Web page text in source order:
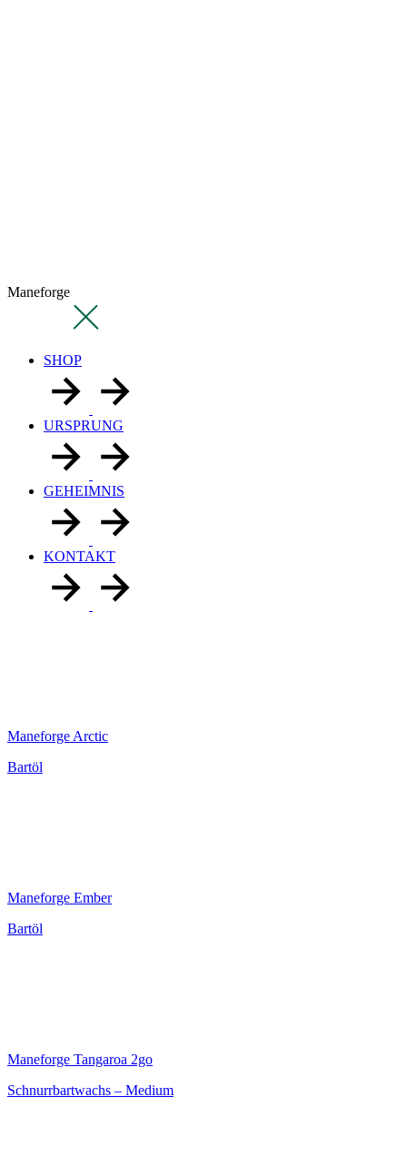
Maneforge
SHOP
URSPRUNG
GEHEIMNIS
KONTAKT
Maneforge Arctic
Bartöl
Maneforge Ember
Bartöl
Maneforge Tangaroa 2go
Schnurrbartwachs – Medium